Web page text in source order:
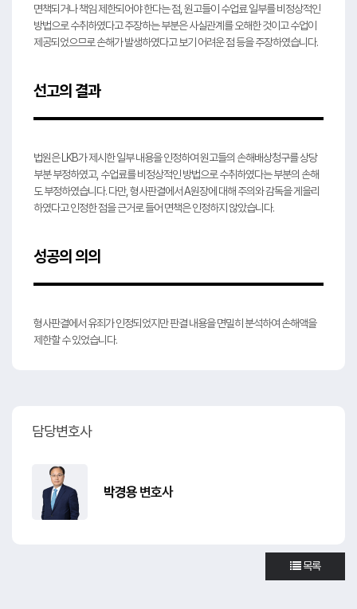
면책되거나 책임 제한되어야 한다는 점, 원고들이 수업료 일부를 비정상적인
방법으로 수취하였다고 주장하는 부분은 사실관계를 오해한 것이고 수업이
제공되었으므로 손해가 발생하였다고 보기 어려운 점 등을 주장하였습니다.
선고의 결과
법원은 LKB가 제시한 일부 내용을 인정하여 원고들의 손해배상청구를 상당
부분 부정하였고, 수업료를 비정상적인 방법으로 수취하였다는 부분의 손해
도 부정하였습니다. 다만, 형사판결에서 A원장에 대해 주의와 감독을 게을리
하였다고 인정한 점을 근거로 들어 면책은 인정하지 않았습니다.
성공의 의의
형사판결에서 유죄가 인정되었지만 판결 내용을 면밀히 분석하여 손해액을
제한할 수 있었습니다.
담당변호사
박경용 변호사
목록